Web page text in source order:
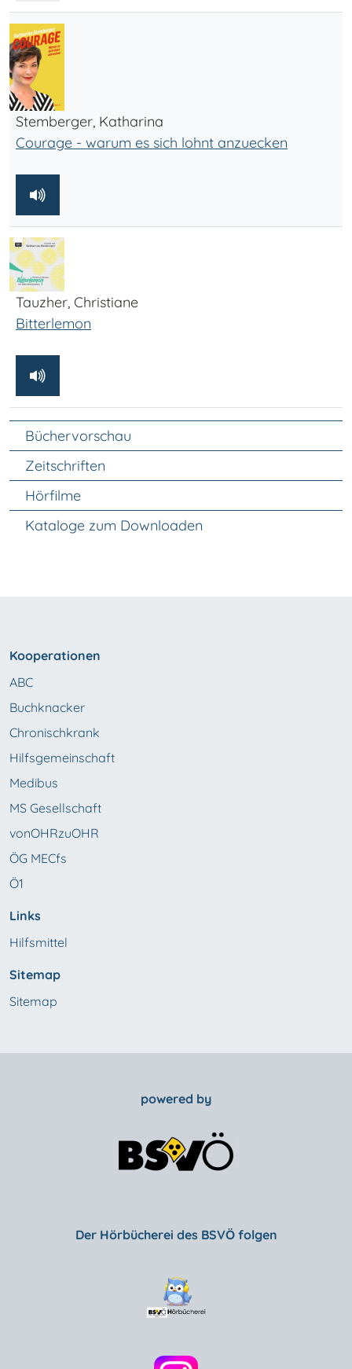
Stemberger, Katharina
Courage - warum es sich lohnt anzuecken
Tauzher, Christiane
Bitterlemon
Unter Navigation
Büchervorschau
Zeitschriften
Hörfilme
Kataloge zum Downloaden
Kooperationen
ABC
Buchknacker
Chronischkrank
Hilfsgemeinschaft
Medibus
MS Gesellschaft
vonOHRzuOHR
ÖG MECfs
Ö1
Links
Hilfsmittel
Sitemap
Sitemap
powered by
Der Hörbücherei des BSVÖ folgen